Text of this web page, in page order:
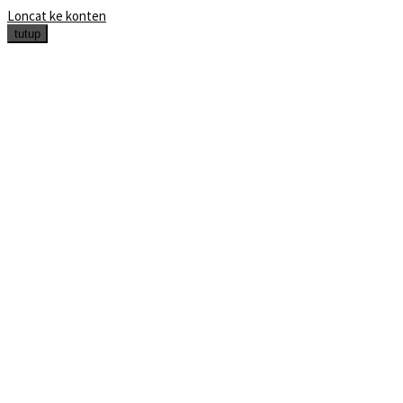
Loncat ke konten
tutup